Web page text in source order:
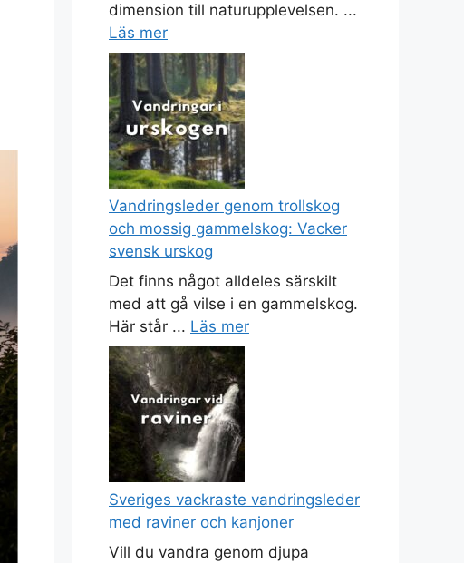
dimension till naturupplevelsen. ...
Läs mer
Vandringsleder genom trollskog
och mossig gammelskog: Vacker
svensk urskog
Det finns något alldeles särskilt
med att gå vilse i en gammelskog.
Här står ... Läs mer
Sveriges vackraste vandringsleder
med raviner och kanjoner
Vill du vandra genom djupa